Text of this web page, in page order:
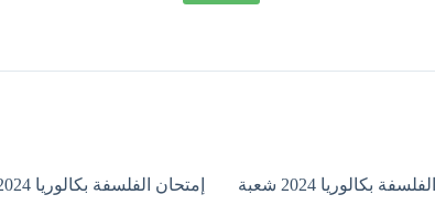
التصحيح النموذجي لموضوع الفلسفة بكالوريا 2024 شعبة
إمتحان الفلسفة بكالوريا 2024 شعبة لغات أجنبية